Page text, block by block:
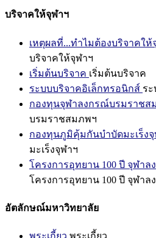
บริจาคให้จุฬาฯ
เหตุผลที่...ทำไมต้องบริจาคให้
บริจาคให้จุฬาฯ
เริ่มต้นบริจาค เริ่มต้นบริจาค
ระบบบริจาคอิเล็กทรอนิกส์ ร
กองทุนจุฬาลงกรณ์บรมราชส
บรมราชสมภพฯ
กองทุนภูมิคุ้มกันบำบัดมะเร็งจุ
มะเร็งจุฬาฯ
โครงการอุทยาน 100 ปี จุฬา
โครงการอุทยาน 100 ปี จุฬา
อัตลักษณ์มหาวิทยาลัย